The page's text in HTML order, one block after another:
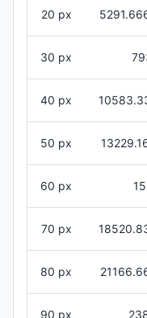
20 px
30 px
40 px
50 px
60 px
70 px
80 px
90 px